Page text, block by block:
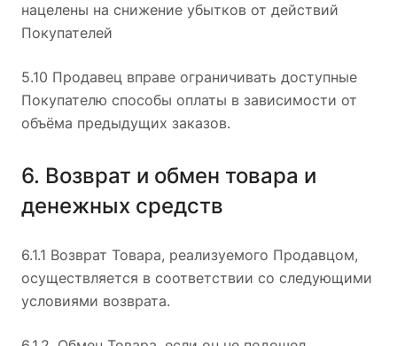
нацелены на снижение убытков от действий
Покупателей
5.10 Продавец вправе ограничивать доступные
Покупателю способы оплаты в зависимости от
объёма предыдущих заказов.
6. Возврат и обмен товара и
денежных средств
6.1.1 Возврат Товара, реализуемого Продавцом,
осуществляется в соответствии со следующими
условиями возврата.